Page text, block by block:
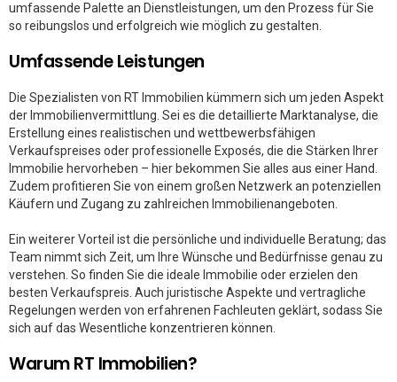
umfassende Palette an Dienstleistungen, um den Prozess für Sie
so reibungslos und erfolgreich wie möglich zu gestalten.
Umfassende Leistungen
Die Spezialisten von RT Immobilien kümmern sich um jeden Aspekt
der Immobilienvermittlung. Sei es die detaillierte Marktanalyse, die
Erstellung eines realistischen und wettbewerbsfähigen
Verkaufspreises oder professionelle Exposés, die die Stärken Ihrer
Immobilie hervorheben – hier bekommen Sie alles aus einer Hand.
Zudem profitieren Sie von einem großen Netzwerk an potenziellen
Käufern und Zugang zu zahlreichen Immobilienangeboten.
Ein weiterer Vorteil ist die persönliche und individuelle Beratung; das
Team nimmt sich Zeit, um Ihre Wünsche und Bedürfnisse genau zu
verstehen. So finden Sie die ideale Immobilie oder erzielen den
besten Verkaufspreis. Auch juristische Aspekte und vertragliche
Regelungen werden von erfahrenen Fachleuten geklärt, sodass Sie
sich auf das Wesentliche konzentrieren können.
Warum RT Immobilien?